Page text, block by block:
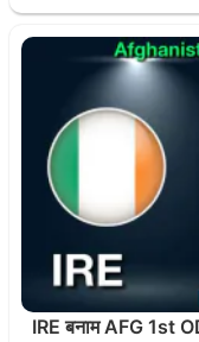
IRE बनाम AFG 1st